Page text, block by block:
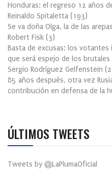
Honduras: el regreso 12 años
Reinaldo Spitaletta (193)
Se va doña Olga, la de las arepas
Robert Fisk (3)
Basta de excusas: los votantes
que será espejo de los
Sergio Rodríguez Gelfenstein (
85 años después, otra vez
contribución en defensa de la
ÚLTIMOS TWEETS
Tweets by @LaPlumaOficial